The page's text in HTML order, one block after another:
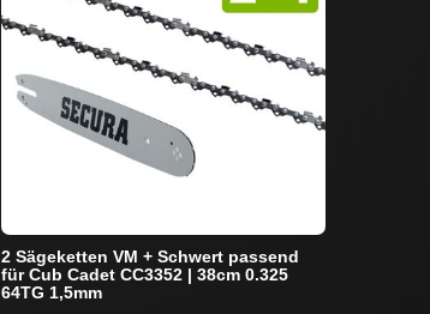
2 Sägeketten VM + Schwert passend
für Cub Cadet CC3352 | 38cm 0.325
64TG 1,5mm